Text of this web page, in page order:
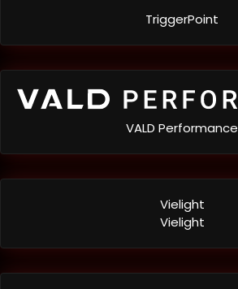
TriggerPoint
VALD Performance
Vielight
Vielight